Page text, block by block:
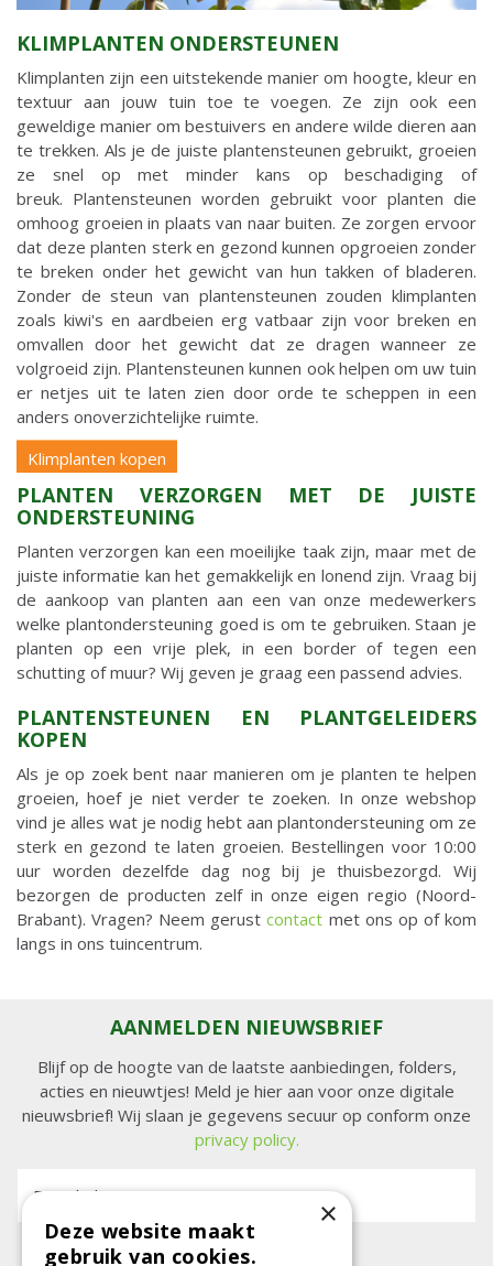
KLIMPLANTEN ONDERSTEUNEN
Klimplanten zijn een uitstekende manier om hoogte, kleur en
textuur aan jouw tuin toe te voegen. Ze zijn ook een
geweldige manier om bestuivers en andere wilde dieren aan
te trekken. Als je de juiste plantensteunen gebruikt, groeien
ze snel op met minder kans op beschadiging of
breuk. Plantensteunen worden gebruikt voor planten die
omhoog groeien in plaats van naar buiten. Ze zorgen ervoor
dat deze planten sterk en gezond kunnen opgroeien zonder
te breken onder het gewicht van hun takken of bladeren.
Zonder de steun van plantensteunen zouden klimplanten
zoals kiwi's en aardbeien erg vatbaar zijn voor breken en
omvallen door het gewicht dat ze dragen wanneer ze
volgroeid zijn. Plantensteunen kunnen ook helpen om uw tuin
er netjes uit te laten zien door orde te scheppen in een
anders onoverzichtelijke ruimte.
Klimplanten kopen
PLANTEN VERZORGEN MET DE JUISTE
ONDERSTEUNING
Planten verzorgen kan een moeilijke taak zijn, maar met de
juiste informatie kan het gemakkelijk en lonend zijn. Vraag bij
de aankoop van planten aan een van onze medewerkers
welke plantondersteuning goed is om te gebruiken. Staan je
planten op een vrije plek, in een border of tegen een
schutting of muur? Wij geven je graag een passend advies.
PLANTENSTEUNEN EN PLANTGELEIDERS
KOPEN
Als je op zoek bent naar manieren om je planten te helpen
groeien, hoef je niet verder te zoeken. In onze webshop
vind je alles wat je nodig hebt aan plantondersteuning om ze
sterk en gezond te laten groeien. Bestellingen voor 10:00
uur worden dezelfde dag nog bij je thuisbezorgd. Wij
bezorgen de producten zelf in onze eigen regio (Noord-
Brabant). Vragen? Neem gerustcontact met ons op of kom
langs in ons tuincentrum.
AANMELDEN NIEUWSBRIEF
Blijf op de hoogte van de laatste aanbiedingen, folders,
acties en nieuwtjes! Meld je hier aan voor onze digitale
nieuwsbrief! Wij slaan je gegevens secuur op conform onze
privacy policy.
E-mailadres: ×
Deze website maakt
gebruik van cookies.